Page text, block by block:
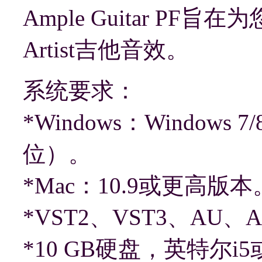
Ample Guitar PF旨在为
Artist吉他音效。
系统要求：
*Windows：Windows
位）。
*Mac：10.9或更高版本
*VST2、VST3、AU、
*10 GB硬盘，英特尔i5